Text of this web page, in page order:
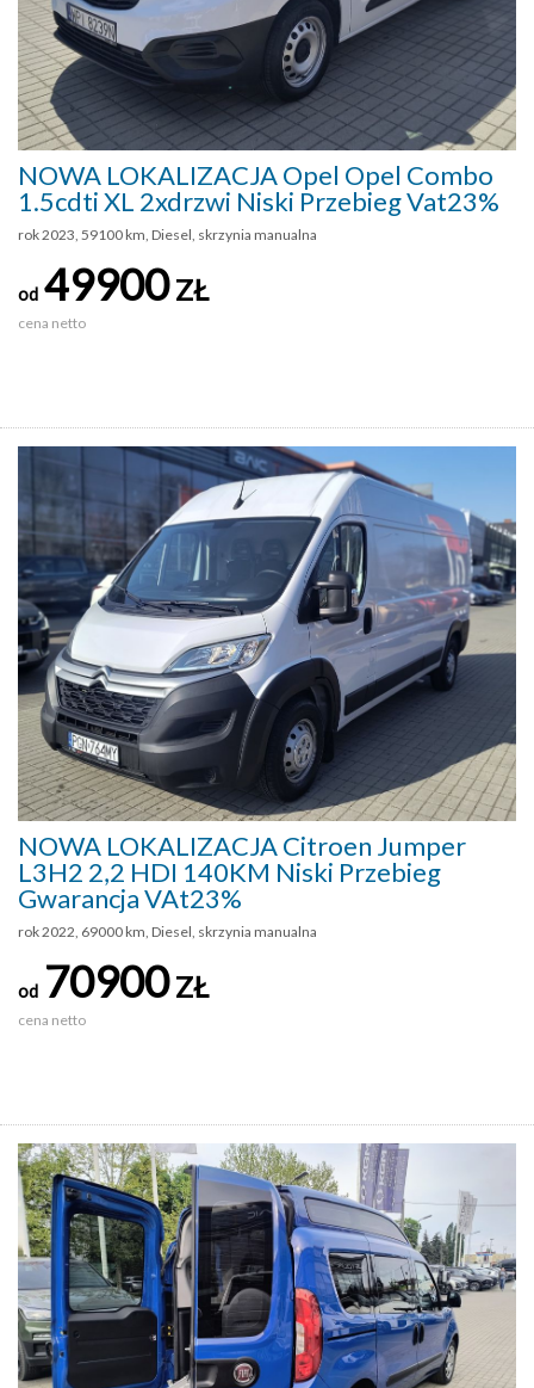
NOWA LOKALIZACJA Opel Opel Combo
1.5cdti XL 2xdrzwi Niski Przebieg Vat23%
rok 2023, 59100 km, Diesel, skrzynia manualna
od 49900ZŁ
cena netto
NOWA LOKALIZACJA Citroen Jumper
L3H2 2,2 HDI 140KM Niski Przebieg
Gwarancja VAt23%
rok 2022, 69000 km, Diesel, skrzynia manualna
od 70900ZŁ
cena netto